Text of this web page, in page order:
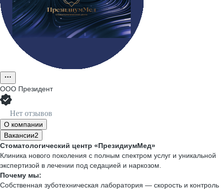
ООО Президент
Нет отзывов
О компании
Вакансии2
Стоматологический центр «ПрезидиумМед»
Клиника нового поколения с полным спектром услуг и уникальной
экспертизой в лечении под седацией и наркозом.
Почему мы:
Собственная зуботехническая лаборатория — скорость и контроль